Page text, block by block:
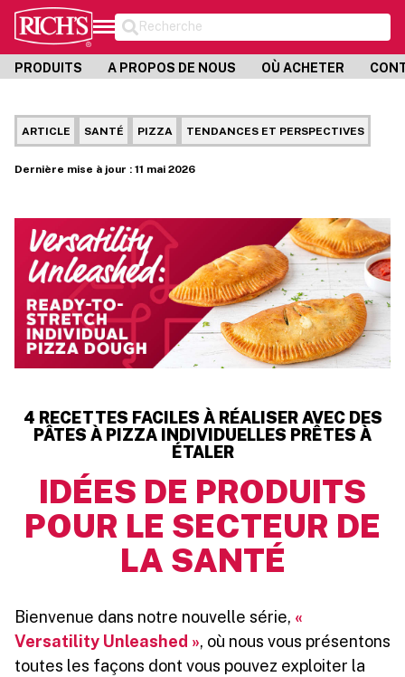
Recherche
PRODUITS A PROPOS DE NOUS OÙ ACHETER
ARTICLE SANTÉ PIZZA TENDANCES ET PERSPECTIVES
Dernière mise à jour : 11 mai 2026
4 RECETTES FACILES À RÉALISER AVEC DES
PÂTES À PIZZA INDIVIDUELLES PRÊTES À
ÉTALER
IDÉES DE PRODUITS
POUR LE SECTEUR DE
LA SANTÉ
Bienvenue dans notre nouvelle série, «
Versatility Unleashed », où nous vous présentons
toutes les façons dont vous pouvez exploiter la